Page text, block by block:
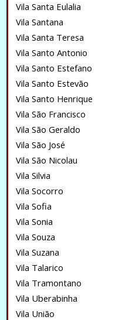
Vila Santa Eulalia
Vila Santana
Vila Santa Teresa
Vila Santo Antonio
Vila Santo Estefano
Vila Santo Estevão
Vila Santo Henrique
Vila São Francisco
Vila São Geraldo
Vila São José
Vila São Nicolau
Vila Silvia
Vila Socorro
Vila Sofia
Vila Sonia
Vila Souza
Vila Suzana
Vila Talarico
Vila Tramontano
Vila Uberabinha
Vila União